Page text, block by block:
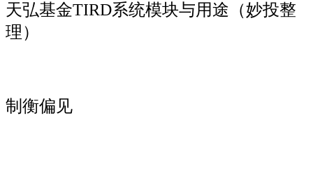
天弘基金TIRD系统模块与用途（妙投整
理）
制衡偏见